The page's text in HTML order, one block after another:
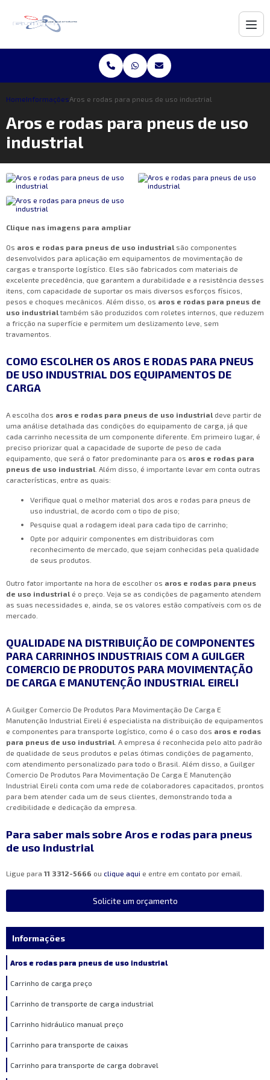
HomeInformaçõesAros e rodas para pneus de uso industrial
Aros e rodas para pneus de uso
industrial
Clique nas imagens para ampliar
Os aros e rodas para pneus de uso industrial são componentes
desenvolvidos para aplicação em equipamentos de movimentação de
cargas e transporte logístico. Eles são fabricados com materiais de
excelente precedência, que garantem a durabilidade e a resistência desses
itens, com capacidade de suportar os mais diversos esforços físicos,
pesos e choques mecânicos. Além disso, os aros e rodas para pneus de
uso industrialtambém são produzidos com roletes internos, que reduzem
a fricção na superfície e permitem um deslizamento leve, sem
travamentos.
COMO ESCOLHER OS AROS E RODAS PARA PNEUS
DE USO INDUSTRIAL DOS EQUIPAMENTOS DE
CARGA
A escolha dos aros e rodas para pneus de uso industrial deve partir de
uma análise detalhada das condições do equipamento de carga, já que
cada carrinho necessita de um componente diferente. Em primeiro lugar, é
preciso priorizar qual a capacidade de suporte de peso de cada
equipamento, que será o fator predominante para os aros e rodas para
pneus de uso industrial . Além disso, é importante levar em conta outras
características, entre as quais:
Verifique qual o melhor material dos aros e rodas para pneus de
uso industrial, de acordo com o tipo de piso;
Pesquise qual a rodagem ideal para cada tipo de carrinho;
Opte por adquirir componentes em distribuidoras com
reconhecimento de mercado, que sejam conhecidas pela qualidade
de seus produtos.
Outro fator importante na hora de escolher os aros e rodas para pneus
de uso industrial é o preço. Veja se as condições de pagamento atendem
as suas necessidades e, ainda, se os valores estão compatíveis com os de
mercado.
QUALIDADE NA DISTRIBUIÇÃO DE COMPONENTES
PARA CARRINHOS INDUSTRIAIS COM A GUILGER
COMERCIO DE PRODUTOS PARA MOVIMENTAÇÃO
DE CARGA E MANUTENÇÃO INDUSTRIAL EIRELI
A Guilger Comercio De Produtos Para Movimentação De Carga E
Manutenção Industrial Eireli é especialista na distribuição de equipamentos
e componentes para transporte logístico, como é o caso dos aros e rodas
para pneus de uso industrial . A empresa é reconhecida pelo alto padrão
de qualidade de seus produtos e pelas ótimas condições de pagamento,
com atendimento personalizado para todo o Brasil. Além disso, a Guilger
Comercio De Produtos Para Movimentação De Carga E Manutenção
Industrial Eireli conta com uma rede de colaboradores capacitados, prontos
para bem atender cada um de seus clientes, demonstrando toda a
credibilidade e dedicação da empresa.
Para saber mais sobre Aros e rodas para pneus
de uso industrial
Ligue para 11 3312-5666 ou clique aqui e entre em contato por email.
Solicite um orçamento
Informações
Aros e rodas para pneus de uso industrial
Carrinho de carga preço
Carrinho de transporte de carga industrial
Carrinho hidráulico manual preço
Carrinho para transporte de caixas
Carrinho para transporte de carga dobravel